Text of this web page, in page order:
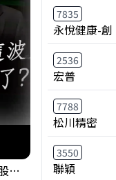
【該小心】中小股派對結束 ? 關鍵訊號都指向...
7835
永悅健康-創
2536
宏普
7788
松川精密
3550
聯穎